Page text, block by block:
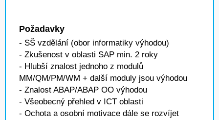
Požadavky
- SŠ vzdělání (obor informatiky výhodou)
- Zkušenost v oblasti SAP min. 2 roky
- Hlubší znalost jednoho z modulů
MM/QM/PM/WM + další moduly jsou výhodou
- Znalost ABAP/ABAP OO výhodou
- Všeobecný přehled v ICT oblasti
- Ochota a osobní motivace dále se rozvíjet